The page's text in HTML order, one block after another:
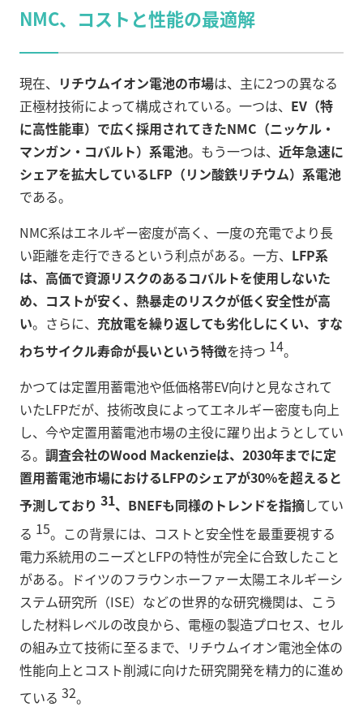
NMC、コストと性能の最適解
現在、 リチウムイオン電池の市場は、主に2つの異なる
正極材技術によって構成されている。一つは、 EV（特
に高性能車）で広く採用されてきたNMC（ニッケル・
マンガン・コバルト）系電池。もう一つは、 近年急速に
シェアを拡大しているLFP（リン酸鉄リチウム）系電池
である。
NMC系はエネルギー密度が高く、一度の充電でより長
い距離を走行できるという利点がある。一方、 LFP系
は、高価で資源リスクのあるコバルトを使用しないた
め、コストが安く、熱暴走のリスクが低く安全性が高
い。さらに、 充放電を繰り返しても劣化しにくい、すな
わちサイクル寿命が長いという特徴を持つ 14。
かつては定置用蓄電池や低価格帯EV向けと見なされて
いたLFPだが、技術改良によってエネルギー密度も向上
し、今や定置用蓄電池市場の主役に躍り出ようとしてい
る。 調査会社のWood Mackenzieは、2030年までに定
置用蓄電池市場におけるLFPのシェアが30%を超えると
予測しており 31、BNEFも同様のトレンドを指摘してい
る 15。この背景には、コストと安全性を最重要視する
電力系統用のニーズとLFPの特性が完全に合致したこと
がある。ドイツのフラウンホーファー太陽エネルギーシ
ステム研究所（ISE）などの世界的な研究機関は、こう
した材料レベルの改良から、電極の製造プロセス、セル
の組み立て技術に至るまで、リチウムイオン電池全体の
性能向上とコスト削減に向けた研究開発を精力的に進め
ている 32。